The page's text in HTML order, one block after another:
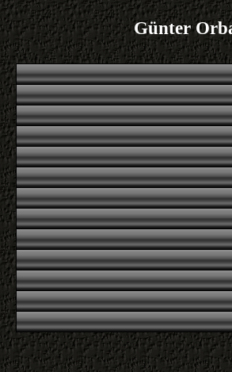
Günter